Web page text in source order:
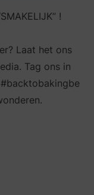
!
Laat het ons
Tag ons in